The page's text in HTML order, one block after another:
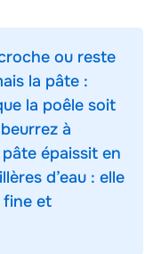
ou reste
la pâte :
la poêle soit
à
épaissit en
d’eau : elle
fine et